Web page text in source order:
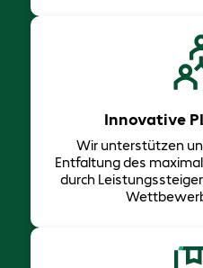
Innovative
Wir unterstützen
Entfaltung des
durch